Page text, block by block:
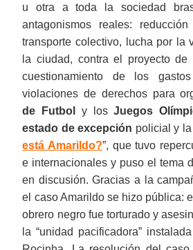
u otra a toda la sociedad
antagonismos reales:
transporte colectivo, lucha por la
la ciudad, contra el proyecto de
cuestionamiento de los
violaciones de derechos para
de Futbol
y losJuegos
estado de excepción policial y la
está Amarildo?”, que tuvo
e internacionales y puso el tema
en discusión. Gracias a la
el caso Amarildo se hizo pública:
obrero negro fue torturado y
la “unidad pacificadora”